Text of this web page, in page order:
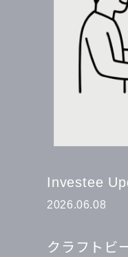
Investee
2026.06.08
クラフトビ